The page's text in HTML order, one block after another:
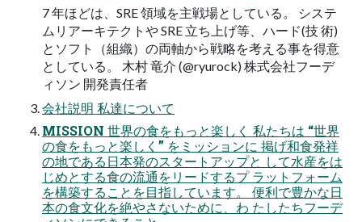
7 年ほどは、SRE 領域を主戦場としている。 システ
ムリアーキテクトや SRE ⽴ち上げ等、ハード(技 術)
とソフト（組織）の両軸から戦略を考える事を得意
としている。 ⽊村 ⻯介 (@ryurock) 株式会社フーデ
ィソン 開発責任者
会社説明 私達について
MISSION 世界の⾷をもっと楽しく 私たちは “世界
の⾷をもっと楽しく” をミッションに 掲げ和⾷発祥
の地である⽇本発のスタートアップと して⽔産をは
じめとする⾷の流通をリードするプ ラットフォーム
を構築することを⽬指しています。 便利で豊かな⽇
本の⾷⽂化を絶やさないために、わ たしたちフーデ